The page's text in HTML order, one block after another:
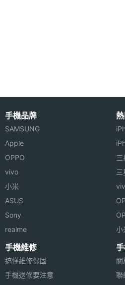
◎ GSM 900 / 1800 雙頻
◎ 直立式機身設計、雙卡雙待
◎ 2 吋主螢幕、240 x 400
◎ 支援 A2DP 立體聲藍牙 V2.0
◎ 30 萬畫素相機
◎ 支援 MP3、MP4 影音播放
◎ 支援 FM 調頻收音機
◎ 免持聽筒、震動通知、來電
◎ 內建 27MB 記憶體容量
◎ 可透過 microSD 記憶卡擴
硬體效能
ROM儲
記憶卡
最大通
話時間
最大待
機時間
手機品牌
SAMSUNG
Apple
OPPO
vivo
小米
ASUS
Sony
realme
三
三
小
手機維修
搞懂維修保固
手機送修要注意
關
聯